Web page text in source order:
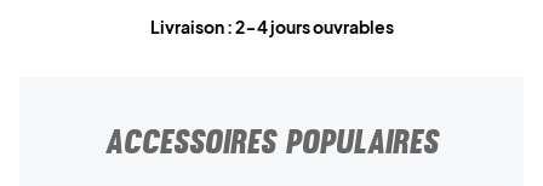
Livraison : 2-4 jours ouvrables
ACCESSOIRES POPULAIRES